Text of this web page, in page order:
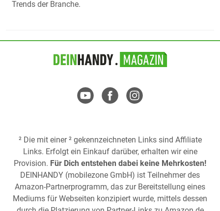
Trends der Branche.
² Die mit einer ² gekennzeichneten Links sind Affiliate
Links. Erfolgt ein Einkauf darüber, erhalten wir eine
Provision. Für Dich entstehen dabei keine Mehrkosten!
DEINHANDY (mobilezone GmbH) ist Teilnehmer des
Amazon-Partnerprogramm, das zur Bereitstellung eines
Mediums für Webseiten konzipiert wurde, mittels dessen